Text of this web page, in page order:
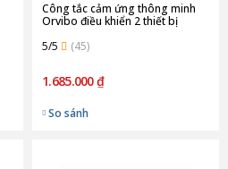
Công tắc cảm ứng thông minh
Orvibo điều khiển 2 thiết bị
5/5
(45)
1.685.000 ₫
So sánh